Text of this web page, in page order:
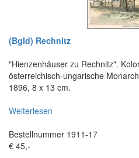
(Bgld) Rechnitz
"Hienzenhäuser zu Rechnitz".
österreichisch-ungarische
1896, 8 x 13 cm.
Weiterlesen
Bestellnummer 1911-17
€ 45,-